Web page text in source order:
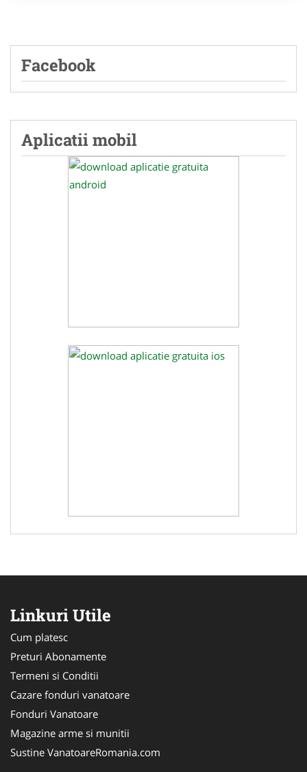
Facebook
Aplicatii mobil
Linkuri Utile
Cum platesc
Preturi Abonamente
Termeni si Conditii
Cazare fonduri vanatoare
Fonduri Vanatoare
Magazine arme si munitii
Sustine VanatoareRomania.com